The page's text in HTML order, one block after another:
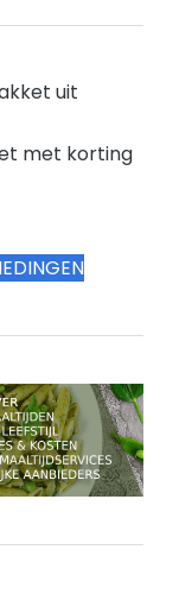
uit
met korting